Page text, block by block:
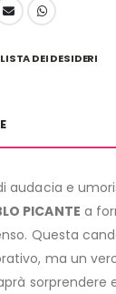
DEI DESIDERI
audacia e
PICANTE a
Questa
ma un
sorprendere